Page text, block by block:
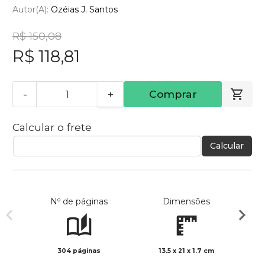
Autor(a): Ozéias J. Santos
R$ 150,08
R$ 118,81
- + Comprar
Calcular o frete
Calcular
Nº de páginas
304 páginas
Dimensões
13.5 x 21 x 1.7 cm